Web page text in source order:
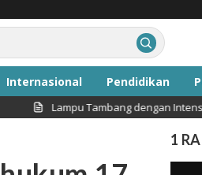
Internasional Pendidikan
Inspirasi
Lampu Tambang dengan Intensitas
1